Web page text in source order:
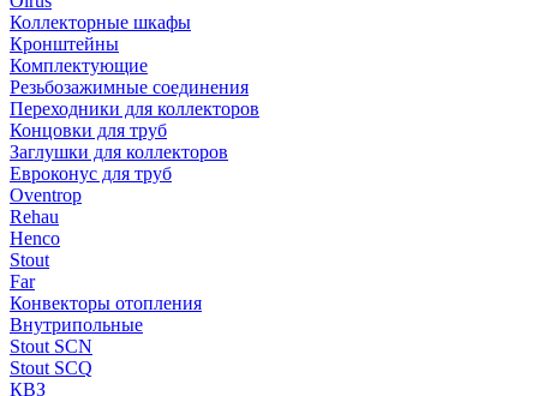
Коллекторные шкафы
Кронштейны
Комплектующие
Резьбозажимные соединения
Переходники для коллекторов
Концовки для труб
Заглушки для коллекторов
Евроконус для труб
Oventrop
Rehau
Henco
Stout
Far
Конвекторы отопления
Внутрипольные
Stout SCN
Stout SCQ
КВЗ